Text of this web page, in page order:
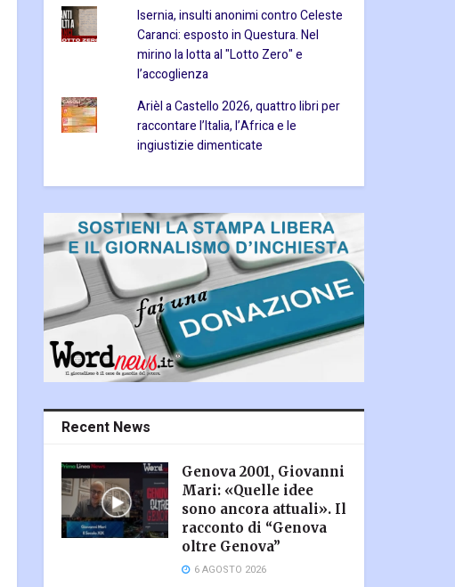
Isernia, insulti anonimi contro Celeste
Caranci: esposto in Questura. Nel
mirino la lotta al "Lotto Zero" e
l’accoglienza
Arièl a Castello 2026, quattro libri per
raccontare l’Italia, l’Africa e le
ingiustizie dimenticate
Recent News
Genova 2001, Giovanni
Mari: «Quelle idee
sono ancora attuali». Il
racconto di “Genova
oltre Genova”
6 AGOSTO 2026